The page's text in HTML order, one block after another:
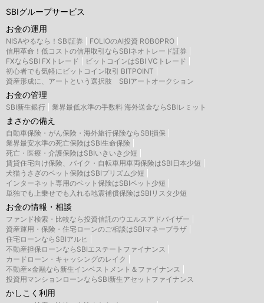
SBIグループサービス
お金の運用
NISAやるなら！SBI証券
FOLIOのAI投資 ROBOPRO
信用革命！低コストの信用取引ならSBIネオトレード証券
FXならSBI FXトレード
ビットコインはSBI VCトレード
初心者でも気軽にビットコイン取引 BITPOINT
資産形成に、アートという選択肢 SBIアートオークション
お金の管理
SBI新生銀行 業界最低水準の手数料 海外送金ならSBIレミット
まさかの備え
自動車保険・がん保険・海外旅行保険ならSBI損保
業界最安水準の死亡保険はSBI生命保険
死亡・医療・介護保険はSBIいきいき少短
賃貸住宅向け保険、バイク・自転車用車両保険はSBI日本少短
犬猫うさぎのペット保険はSBIプリズム少短
インターネット専用のペット保険はSBIペット少短
単独でも上乗せでも入れる地震補償保険はSBIリスタ少短
お金の情報・相談
ファンド検索・比較なら投資信託のウエルスアドバイザー
資産運用・保険・住宅ローンのご相談はSBIマネープラザ
住宅ローンならSBIアルヒ
不動産担保ローンならSBIエステートファイナンス
カードローン・キャッシングのレイク
不動産×金融なら新生インベストメント＆ファイナンス
投資用マンションローンならSBI新生アセットファイナンス
かしこく利用